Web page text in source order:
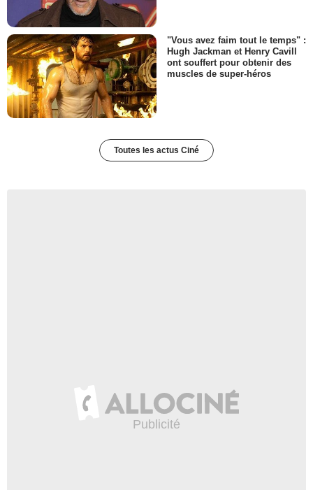
"Vous avez faim tout le temps" :
Hugh Jackman et Henry Cavill
ont souffert pour obtenir des
muscles de super-héros
Toutes les actus Ciné